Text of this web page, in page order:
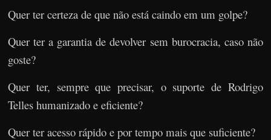
Quer ter certeza de que não está caindo em um golpe?
Quer ter a garantia de devolver sem burocracia, caso não
goste?
Quer ter, sempre que precisar, o suporte de Rodrigo
Telles humanizado e eficiente?
Quer ter acesso rápido e por tempo mais que suficiente?